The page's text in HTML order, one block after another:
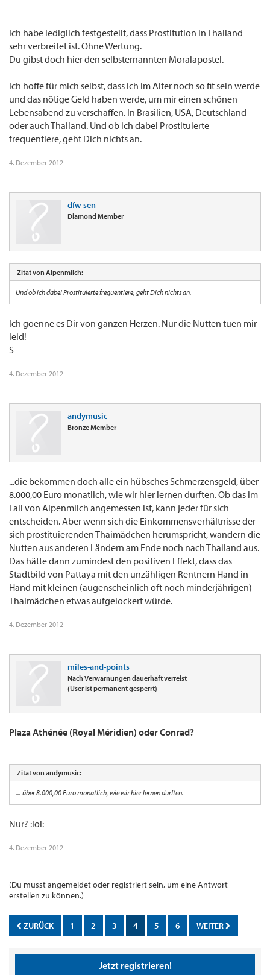
Ich habe lediglich festgestellt, dass Prostitution in Thailand
sehr verbreitet ist. Ohne Wertung.
Du gibst doch hier den selbsternannten Moralapostel.
Ich hoffe für mich selbst, dass ich im Alter noch so fit sein werde
und das nötige Geld haben werde, um mir einen schönen
Lebensabend zu verschaffen. In Brasilien, USA, Deutschland
oder auch Thailand. Und ob ich dabei Prostituierte
frequentiere, geht Dich nichts an.
4. Dezember 2012
dfw-sen
Diamond Member
Zitat von Alpenmilch:
Und ob ich dabei Prostituierte frequentiere, geht Dich nichts an.
Ich goenne es Dir von ganzen Herzen. Nur die Nutten tuen mir
leid!
S
4. Dezember 2012
andymusic
Bronze Member
...die bekommen doch alle ein hübsches Schmerzensgeld, über
8.000,00 Euro monatlich, wie wir hier lernen durften. Ob das im
Fall von Alpenmilch angemessen ist, kann jeder für sich
entscheiden. Aber wenn sich die Einkommensverhältnisse der
sich prostituierenden Thaimädchen herumspricht, wandern die
Nutten aus anderen Ländern am Ende noch nach Thailand aus.
Das hätte dann zumindest den positiven Effekt, dass das
Stadtbild von Pattaya mit den unzähligen Rentnern Hand in
Hand mit kleinen (augenscheinlich oft noch minderjährigen)
Thaimädchen etwas aufgelockert würde.
4. Dezember 2012
miles-and-points
Nach Verwarnungen dauerhaft verreist
(User ist permanent gesperrt)
Plaza Athénée (Royal Méridien) oder Conrad?
Zitat von andymusic:
... über 8.000,00 Euro monatlich, wie wir hier lernen durften.
Nur? :lol:
4. Dezember 2012
(Du musst angemeldet oder registriert sein, um eine Antwort
erstellen zu können.)
ZURÜCK 1 2 3 4 5 6 WEITER
Jetzt registrieren!